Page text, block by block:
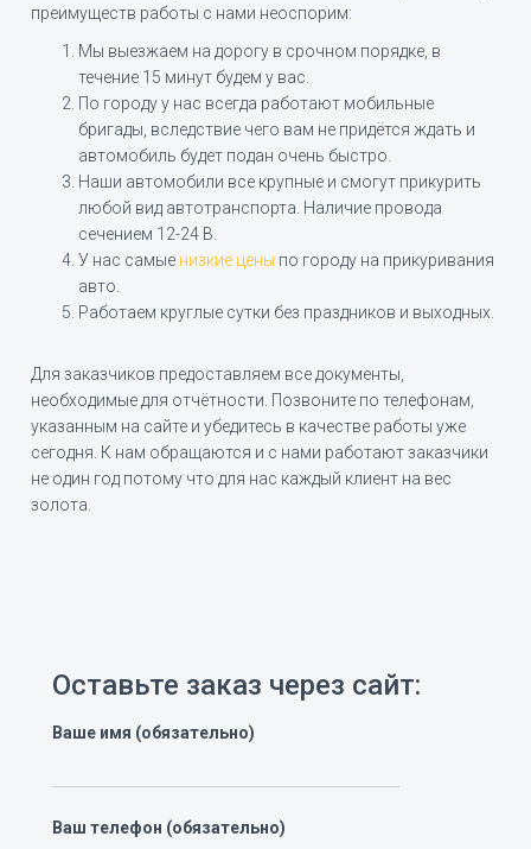
преимуществ работы с нами неоспорим:
Мы выезжаем на дорогу в срочном порядке, в
течение 15 минут будем у вас.
По городу у нас всегда работают мобильные
бригады, вследствие чего вам не придётся ждать и
автомобиль будет подан очень быстро.
Наши автомобили все крупные и смогут прикурить
любой вид автотранспорта. Наличие провода
сечением 12-24 В.
У нас самые низкие цены по городу на прикуривания
авто.
Работаем круглые сутки без праздников и выходных.
Для заказчиков предоставляем все документы,
необходимые для отчётности. Позвоните по телефонам,
указанным на сайте и убедитесь в качестве работы уже
сегодня. К нам обращаются и с нами работают заказчики
не один год потому что для нас каждый клиент на вес
золота.
Оставьте заказ через сайт:
Ваше имя (обязательно)
Ваш телефон (обязательно)